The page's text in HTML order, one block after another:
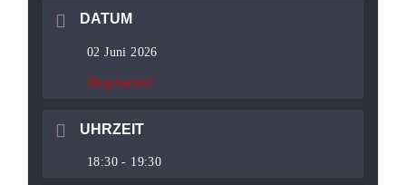
DATUM
02 Juni 2026
Abgelaufen!
UHRZEIT
18:30 - 19:30